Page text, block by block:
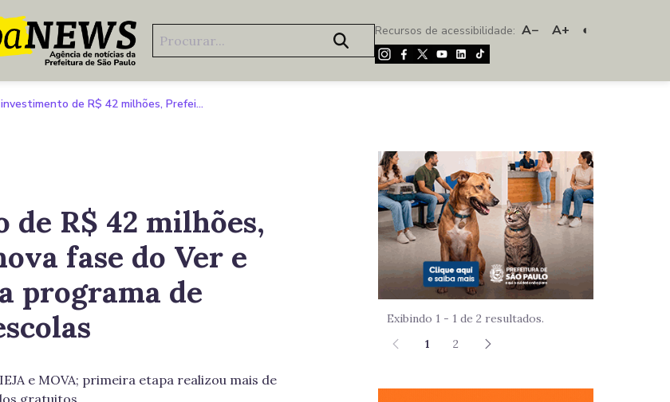
Recursos de acessibilidade: A− A+ ◐
Com investimento de R$ 42 milhões, Prefeitura lança nova fase do Ver e Aprender e amplia programa de saúde visual nas escolas
R$ 42 milhões,
fase do Ver e
programa de
e MOVA; primeira etapa realizou mais de
gratuitos
Imagem de
Exibindo 1 - 1 de 2 resultados.
1
2